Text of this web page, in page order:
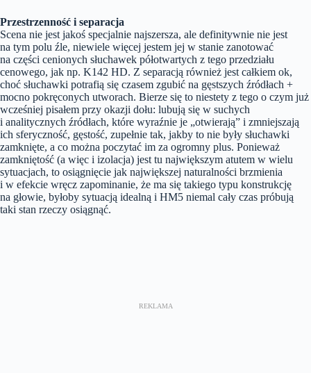
Przestrzenność i separacja
Scena nie jest jakoś specjalnie najszersza, ale definitywnie nie jest
na tym polu źle, niewiele więcej jestem jej w stanie zanotować
na części cenionych słuchawek półotwartych z tego przedziału
cenowego, jak np. K142 HD. Z separacją również jest całkiem ok,
choć słuchawki potrafią się czasem zgubić na gęstszych źródłach +
mocno pokręconych utworach. Bierze się to niestety z tego o czym już
wcześniej pisałem przy okazji dołu: lubują się w suchych
i analitycznych źródłach, które wyraźnie je „otwierają” i zmniejszają
ich sferyczność, gęstość, zupełnie tak, jakby to nie były słuchawki
zamknięte, a co można poczytać im za ogromny plus. Ponieważ
zamkniętość (a więc i izolacja) jest tu największym atutem w wielu
sytuacjach, to osiągnięcie jak największej naturalności brzmienia
i w efekcie wręcz zapominanie, że ma się takiego typu konstrukcję
na głowie, byłoby sytuacją idealną i HM5 niemal cały czas próbują
taki stan rzeczy osiągnąć.